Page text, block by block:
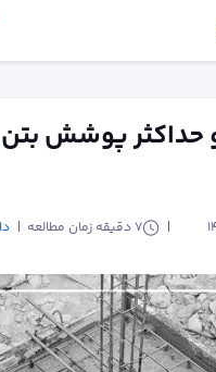
حداکثر پوشش
7 دقیقه زمان مطالعه